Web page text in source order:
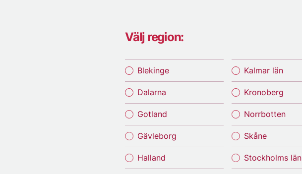
Välj region:
Blekinge
Dalarna
Gotland
Gävleborg
Halland
Kalmar län
Kronoberg
Norrbotten
Skåne
Stockholms län